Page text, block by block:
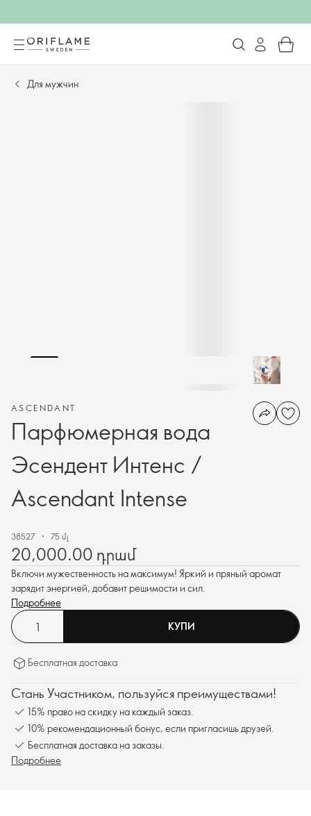
Для мужчин
ASCENDANT
Парфюмерная вода
Эсендент Интенс /
Ascendant Intense
38527 75 մլ
20,000.00 դրամ
Включи мужественность на максимум! Яркий и пряный аромат
зарядит энергией, добавит решимости и сил.
Подробнее
КУПИ
Бесплатная доставка
Стань Участником, пользуйся преимуществами!
15% право на скидку на каждый заказ.
10% рекомендационный бонус, если пригласишь друзей.
Бесплатная доставка на заказы.
Подробнее